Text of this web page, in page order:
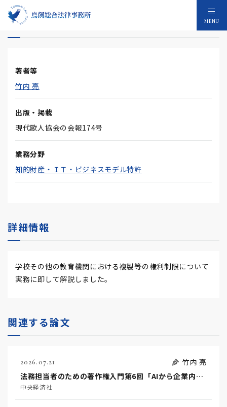
MENU
著作権Q&A第11回
著者等
竹内 亮
出版・掲載
現代歌人協会の会報174号
業務分野
知的財産・ＩＴ・ビジネスモデル特許
詳細情報
学校その他の教育機関における複製等の権利制限について
実務に即して解説しました。
関連する論文
2026.07.21
竹内 亮
法務担当者のための著作権入門第6回「AIから企業内ナレッジへ」
中央経済社